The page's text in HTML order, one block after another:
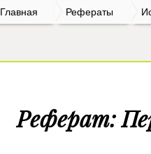
Главная Рефераты
Реферат: